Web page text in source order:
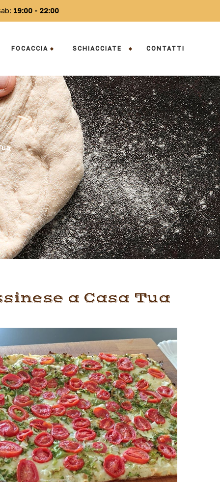
19:00 - 22:00
FOCACCIA SCHIACCIATE CONTATTI
a Casa Tua